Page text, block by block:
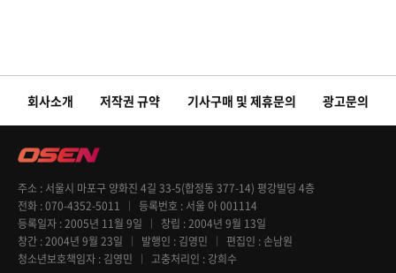
회사소개 저작권 규약 기사구매 및 제휴문의 광고문의
주소
서울시 마포구 양화진 4길 33-5(합정동 377-14) 평강빌딩 4층
전화 070-4352-5011 등록번호
서울 아 001114
등록일자 2005년 11월 9일 창립 2004년 9월 13일
창간 2004년 9월 23일 발행인 김영민 편집인
손남원
청소년보호책임자 김영민 고충처리인 강희수